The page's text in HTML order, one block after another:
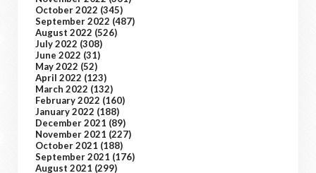
October 2022 (345)
September 2022 (487)
August 2022 (526)
July 2022 (308)
June 2022 (31)
May 2022 (52)
April 2022 (123)
March 2022 (132)
February 2022 (160)
January 2022 (188)
December 2021 (89)
November 2021 (227)
October 2021 (188)
September 2021 (176)
August 2021 (299)